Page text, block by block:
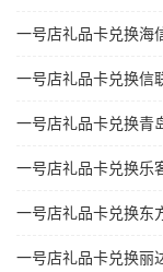
一号店礼品卡兑换海
一号店礼品卡兑换信
一号店礼品卡兑换青
一号店礼品卡兑换乐
一号店礼品卡兑换东
一号店礼品卡兑换丽